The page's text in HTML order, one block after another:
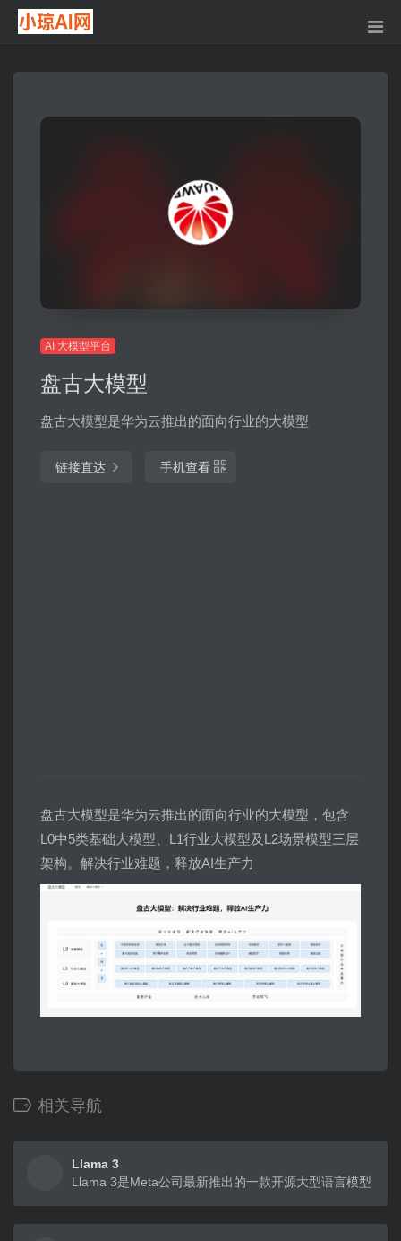
AI 大模型平台
盘古大模型
盘古大模型是华为云推出的面向行业的大模型
链接直达 手机查看
盘古大模型是华为云推出的面向行业的大模型，包含
L0中5类基础大模型、L1行业大模型及L2场景模型三层
架构。解决行业难题，释放AI生产力
相关导航
Llama 3
Llama 3是Meta公司最新推出的一款开源大型语言模型